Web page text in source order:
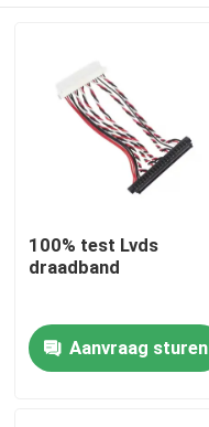
100% test Lvds
draadband
Aanvraag sturen